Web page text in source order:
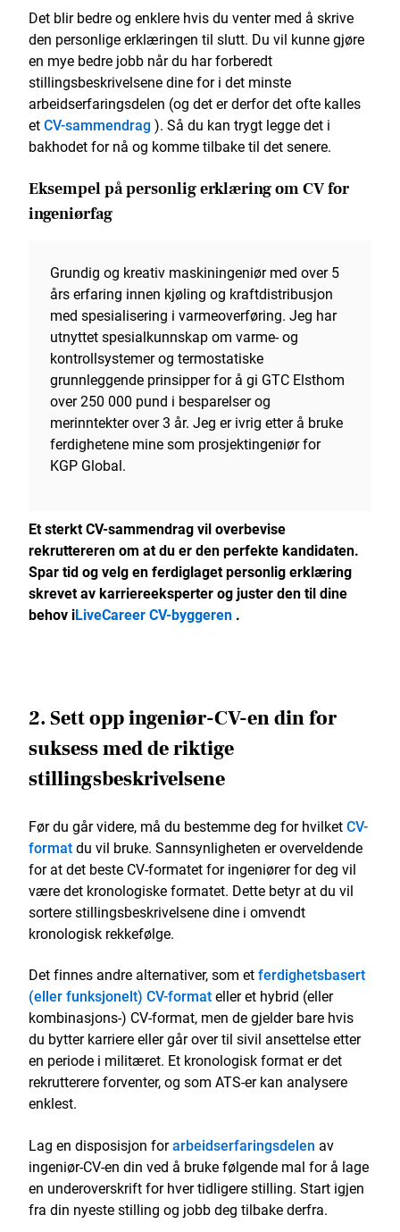
Det blir bedre og enklere hvis du venter med å skrive
den personlige erklæringen til slutt. Du vil kunne gjøre
en mye bedre jobb når du har forberedt
stillingsbeskrivelsene dine for i det minste
arbeidserfaringsdelen (og det er derfor det ofte kalles
etCV-sammendrag). Så du kan trygt legge det i
bakhodet for nå og komme tilbake til det senere.
Eksempel på personlig erklæring om CV for
ingeniørfag
Grundig og kreativ maskiningeniør med over 5
års erfaring innen kjøling og kraftdistribusjon
med spesialisering i varmeoverføring. Jeg har
utnyttet spesialkunnskap om varme- og
kontrollsystemer og termostatiske
grunnleggende prinsipper for å gi GTC Elsthom
over 250 000 pund i besparelser og
merinntekter over 3 år. Jeg er ivrig etter å bruke
ferdighetene mine som prosjektingeniør for
KGP Global.
Et sterkt CV-sammendrag vil overbevise
rekruttereren om at du er den perfekte kandidaten.
Spar tid og velg en ferdiglaget personlig erklæring
skrevet av karriereeksperter og juster den til dine
behov iLiveCareer CV-byggeren .
2. Sett opp ingeniør-CV-en din for
suksess med de riktige
stillingsbeskrivelsene
Før du går videre, må du bestemme deg for hvilketCV-
formatdu vil bruke. Sannsynligheten er overveldende
for at det beste CV-formatet for ingeniører for deg vil
være det kronologiske formatet. Dette betyr at du vil
sortere stillingsbeskrivelsene dine i omvendt
kronologisk rekkefølge.
Det finnes andre alternativer, som etferdighetsbasert
(eller funksjonelt) CV-formateller et hybrid (eller
kombinasjons-) CV-format, men de gjelder bare hvis
du bytter karriere eller går over til sivil ansettelse etter
en periode i militæret. Et kronologisk format er det
rekrutterere forventer, og som ATS-er kan analysere
enklest.
Lag en disposisjon forarbeidserfaringsdelen av
ingeniør-CV-en din ved å bruke følgende mal for å lage
en underoverskrift for hver tidligere stilling. Start igjen
fra din nyeste stilling og jobb deg tilbake derfra.